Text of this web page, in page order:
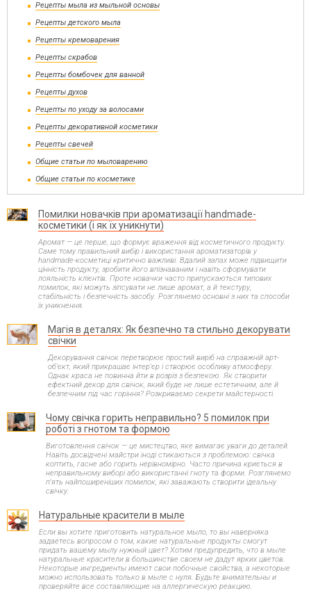
Рецепты мыла из мыльной основы
Рецепты детского мыла
Рецепты кремоварения
Рецепты скрабов
Рецепты бомбочек для ванной
Рецепты духов
Рецепты по уходу за волосами
Рецепты декоративной косметики
Рецепты свечей
Общие статьи по мыловарению
Общие статьи по косметике
Помилки новачків при ароматизації handmade-
косметики (і як їх уникнути)
Аромат — це перше, що формує враження від косметичного продукту.
Саме тому правильний вибір і використання ароматизаторів у
handmade-косметиці критично важливі. Вдалий запах може підвищити
цінність продукту, зробити його впізнаваним і навіть сформувати
лояльність клієнтів. Проте новачки часто припускаються типових
помилок, які можуть зіпсувати не лише аромат, а й текстуру,
стабільність і безпечність засобу. Розглянемо основні з них та способи
їх уникнення.
Магія в деталях: Як безпечно та стильно декорувати
свічки
Декорування свічок перетворює простий виріб на справжній арт-
об'єкт, який прикрашає інтер'єр і створює особливу атмосферу.
Однак краса не повинна йти в розріз з безпекою. Як створити
ефектний декор для свічок, який буде не лише естетичним, але й
безпечним під час горіння? Розкриваємо секрети майстерності.
Чому свічка горить неправильно? 5 помилок при
роботі з гнотом та формою
Виготовлення свічок — це мистецтво, яке вимагає уваги до деталей.
Навіть досвідчені майстри іноді стикаються з проблемою: свічка
коптить, гасне або горить нерівномірно. Часто причина криється в
неправильному виборі або використанні гноту та форми. Розглянемо
п'ять найпоширеніших помилок, які заважають створити ідеальну
свічку.
Натуральные красители в мыле
Если вы хотите приготовить натуральное мыло, то вы наверняка
задаетесь вопросом о том, какие натуральные продукты смогут
придать вашему мылу нужный цвет? Хотим предупредить, что в мыле
натуральные красители в большинстве своем не дадут ярких цветов.
Некоторые ингредиенты имеют свои побочные свойства, а некоторые
можно использовать только в мыле с нуля. Будьте внимательны и
проверяйте все составляющие на аллергическую реакцию.